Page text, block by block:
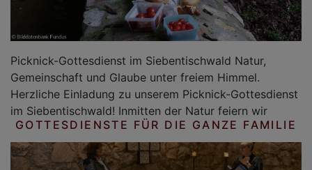
Picknick-Gottesdienst im Siebentischwald Natur,
Gemeinschaft und Glaube unter freiem Himmel.
Herzliche Einladung zu unserem Picknick-Gottesdienst
im Siebentischwald! Inmitten der Natur feiern wir
GOTTESDIENSTE FÜR DIE GANZE FAMILIE